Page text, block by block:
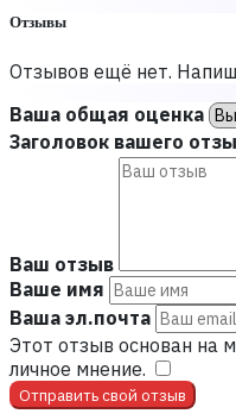
Отзывы
Отзывов ещё нет.
Ваша общая оценка
Заголовок вашего
Ваш отзыв
Ваше имя
Ваша эл.почта
Этот отзыв основан на
личное мнение.
Отправить свой отзыв